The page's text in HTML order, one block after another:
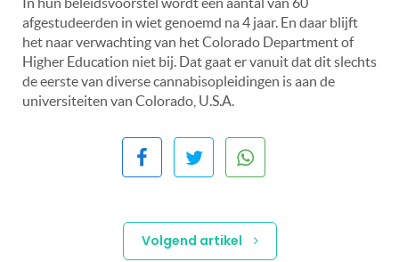
afgestudeerden in wiet genoemd na 4 jaar. En daar blijft
het naar verwachting van het Colorado Department of
Higher Education niet bij. Dat gaat er vanuit dat dit slechts
de eerste van diverse cannabisopleidingen is aan de
universiteiten van Colorado, U.S.A.
Volgend artikel